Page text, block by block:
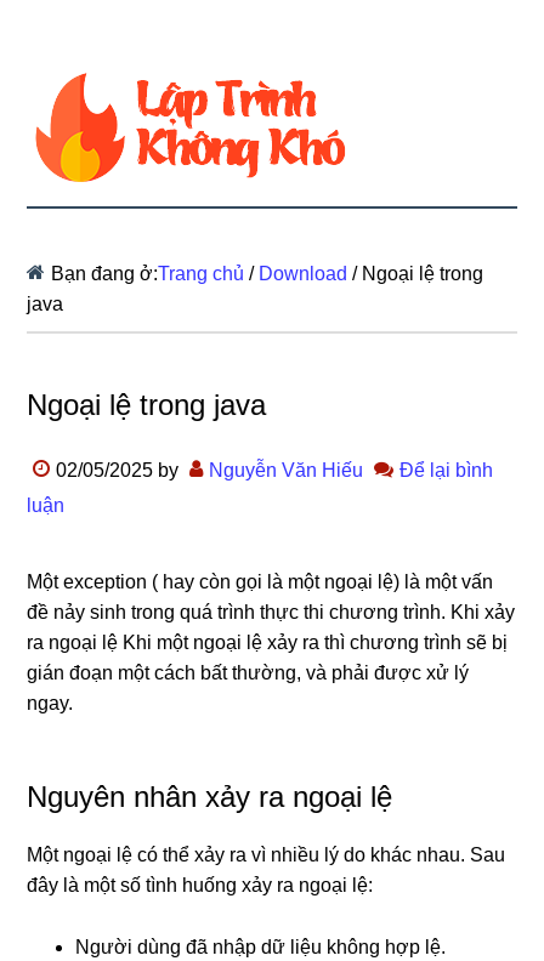
Bạn đang ở:Trang chủ / Download /Ngoại lệ trong
java
Ngoại lệ trong java
02/05/2025 by Nguyễn Văn Hiếu
Để lại bình
luận
Một exception ( hay còn gọi là một ngoại lệ) là một vấn
đề nảy sinh trong quá trình thực thi chương trình. Khi xảy
ra ngoại lệ Khi một ngoại lệ xảy ra thì chương trình sẽ bị
gián đoạn một cách bất thường, và phải được xử lý
ngay.
Nguyên nhân xảy ra ngoại lệ
Một ngoại lệ có thể xảy ra vì nhiều lý do khác nhau. Sau
đây là một số tình huống xảy ra ngoại lệ:
Người dùng đã nhập dữ liệu không hợp lệ.